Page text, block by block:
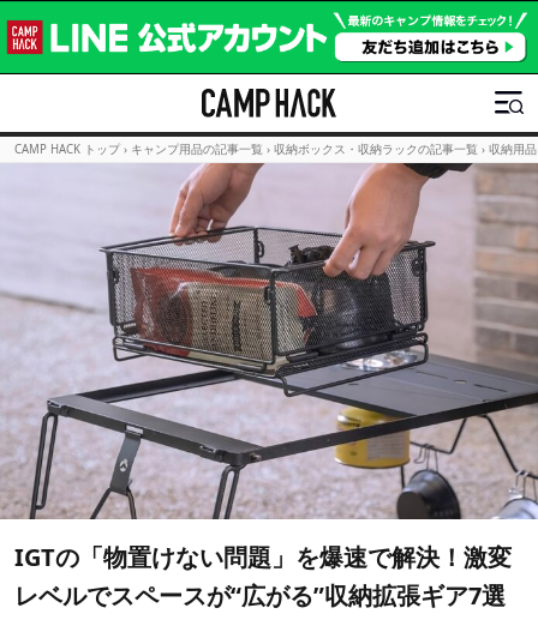
CAMP HACK トップ › キャンプ用品の記事一覧 › 収納ボックス・収納ラックの記事一覧 › 収納用
IGTの「物置けない問題」を爆速で解決！激変
レベルでスペースが“広がる”収納拡張ギア7選